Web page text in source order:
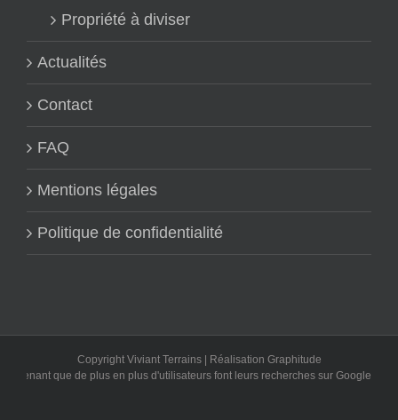
Propriété à diviser
Actualités
Contact
FAQ
Mentions légales
Politique de confidentialité
Copyright Viviant Terrains | Réalisation Graphitude
que de plus en plus d'utilisateurs font leurs recherches sur Google, si